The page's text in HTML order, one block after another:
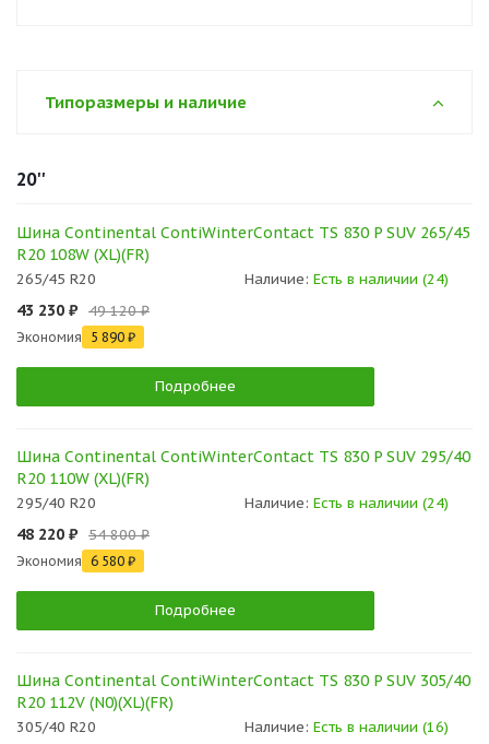
Типоразмеры и наличие
20''
Шина Continental ContiWinterContact TS 830 P SUV 265/45
R20 108W (XL)(FR)
265/45 R20 Наличие: Есть в наличии (24)
43 230 ₽ 49 120 ₽
Экономия 5 890 ₽
Подробнее
Шина Continental ContiWinterContact TS 830 P SUV 295/40
R20 110W (XL)(FR)
295/40 R20 Наличие: Есть в наличии (24)
48 220 ₽ 54 800 ₽
Экономия 6 580 ₽
Подробнее
Шина Continental ContiWinterContact TS 830 P SUV 305/40
R20 112V (N0)(XL)(FR)
305/40 R20 Наличие: Есть в наличии (16)